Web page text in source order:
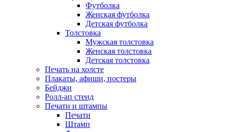
Футболка
Женская футболка
Детская футболка
Толстовка
Мужская толстовка
Женская толстовка
Детская толстовка
Печать на холсте
Плакаты, афиши, постеры
Бейджи
Ролл-ап стенд
Печати и штампы
Печати
Штамп